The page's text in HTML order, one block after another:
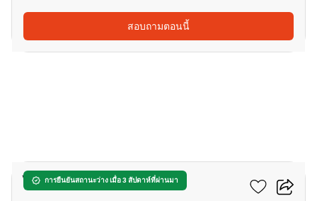
สอบถามตอนนี้
การยืนยันสถานะว่าง เมื่อ 3 สัปดาห์ที่ผ่านมา
ไลฟ์ อโศก